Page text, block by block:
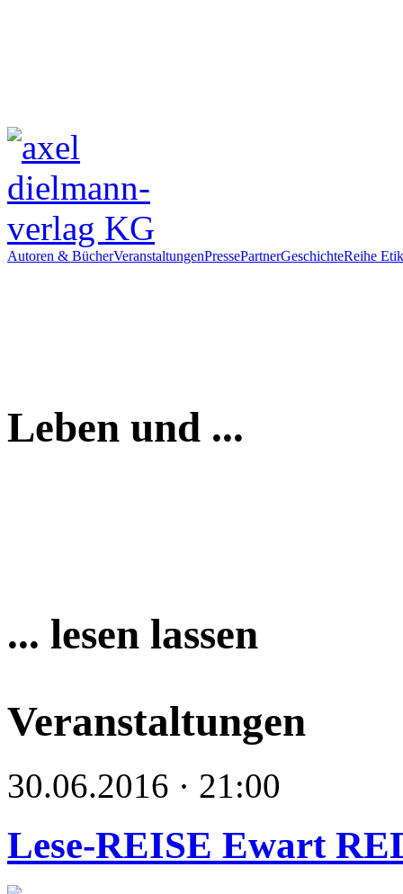
Autoren & BücherVeranstaltungenPressePartnerGeschichteReihe
Leben und ...
... lesen lassen
Veranstaltungen
30.06.2016 · 21:00
Lese-REISE Ewart